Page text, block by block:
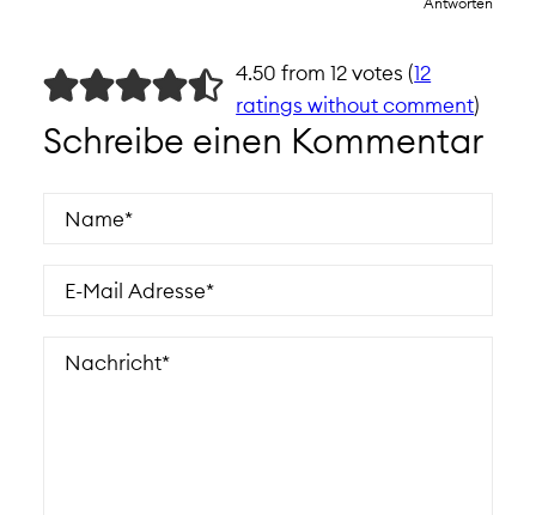
4.50 from 12 votes (12
ratings without comment)
Schreibe einen Kommentar